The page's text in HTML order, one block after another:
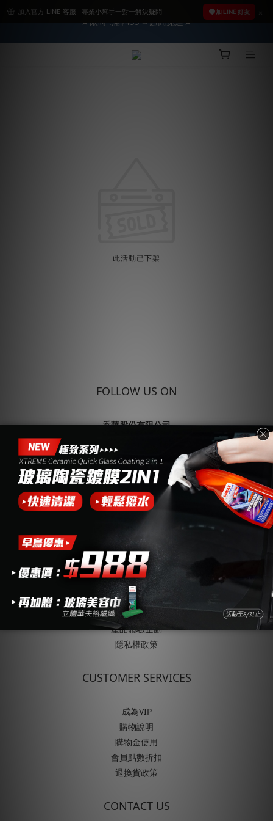
加入官方 LINE 客服 · 專業小幫手一對一解決疑問 加 LINE 好友
2026車友推薦新車鍍膜１００% 成功的秘訣，全靠這組😎　 ( 查
看鍍膜攻略✔ )
★限時 :滿$499 ➨超商免運★
2026車友推薦新車鍍膜１００% 成功的秘訣，全靠這組😎　 ( 查
此活動已下架
FOLLOW US ON
香華股份有限公司
504 彰化縣秀水鄉
彰水路二段102巷58弄26號
統編：22414026
ABOUT
關於SONAX
品牌歷史與發展
企業永續責任
產品體驗企劃
隱私權政策
CUSTOMER SERVICES
成為VIP
購物說明
購物金使用
會員點數折扣
退換貨政策
CONTACT US